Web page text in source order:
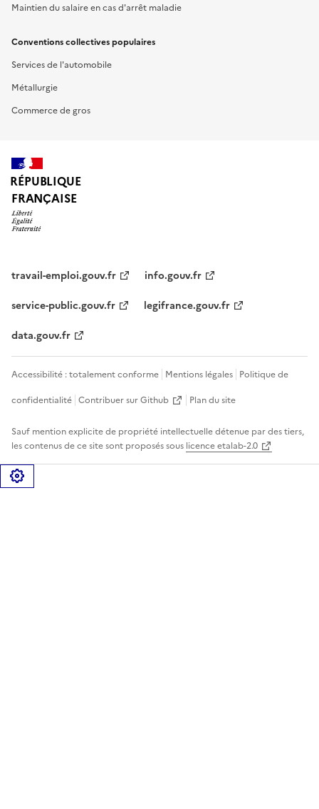
Maintien du salaire en cas d'arrêt maladie
Conventions collectives populaires
Services de l'automobile
Métallurgie
Commerce de gros
RÉPUBLIQUE
FRANÇAISE
travail-emploi.gouv.fr
info.gouv.fr
service-public.gouv.fr
legifrance.gouv.fr
data.gouv.fr
Accessibilité : totalement conforme Mentions légales Politique de
confidentialité Contribuer sur Github Plan du site
Sauf mention explicite de propriété intellectuelle détenue par des tiers,
les contenus de ce site sont proposés sous licence etalab-2.0
Gérer les cookies